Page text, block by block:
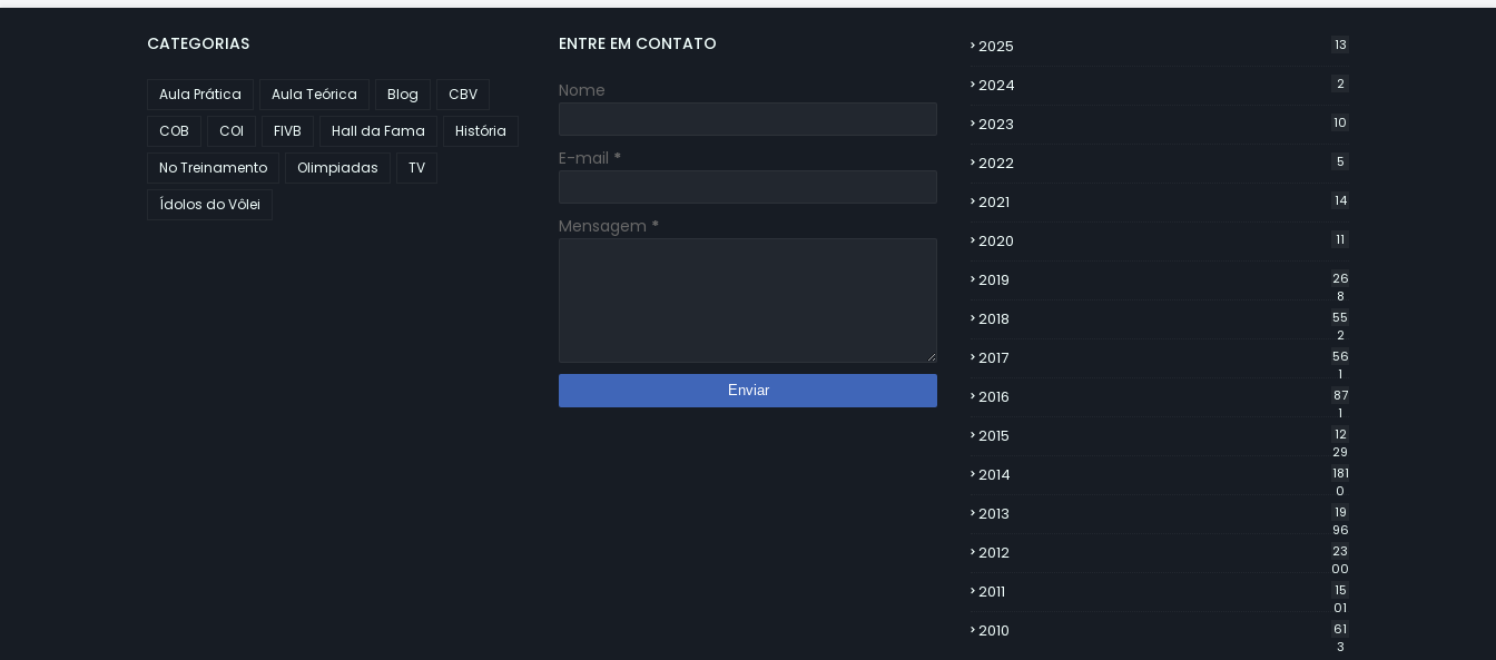
CATEGORIAS
Aula Prática Aula Teórica Blog
CBV
COB
COI FIVB Hall da Fama
História
No Treinamento
Olimpiadas
TV
Ídolos do Vôlei
ENTRE EM CONTATO
Nome
E-mail *
Mensagem *
2025 13
2024 2
2023 10
2022 5
2021 14
2020 11
2019
26
8
2018
55
2
2017
56
1
2016
87
1
2015
12
29
2014
181
0
2013
19
96
2012
23
00
2011
15
01
2010
61
3